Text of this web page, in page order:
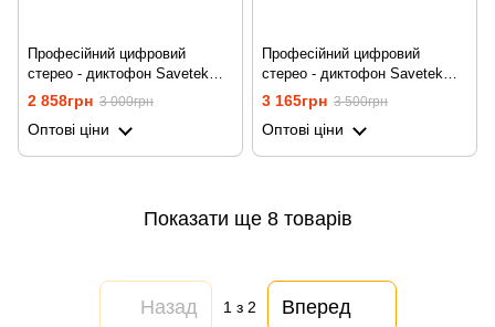
Професійний цифровий
стерео - диктофон Savetek
GS-R06, з MP3 плеєром +
підтримка SD карт, 8 Гб
2 858грн 3 000грн
Оптові ціни
Професійний цифровий
стерео - диктофон Savetek
GS-R06, з MP3 плеєром +
підтримка SD карт, 16 Гб
3 165грн 3 500грн
Оптові ціни
Показати ще 8 товарів
Назад 1з 2 Вперед